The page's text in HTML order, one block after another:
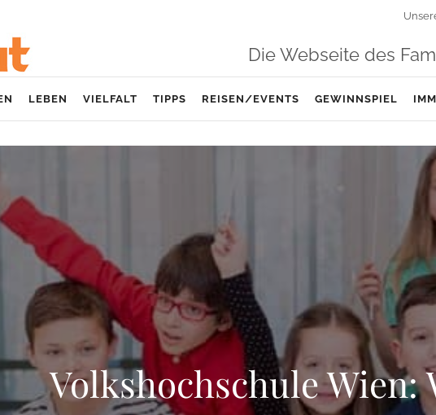
Die Webseite des
LEBEN VIELFALT TIPPS REISEN/EVENTS GEWINNSPIEL
Volkshochschule Wien: